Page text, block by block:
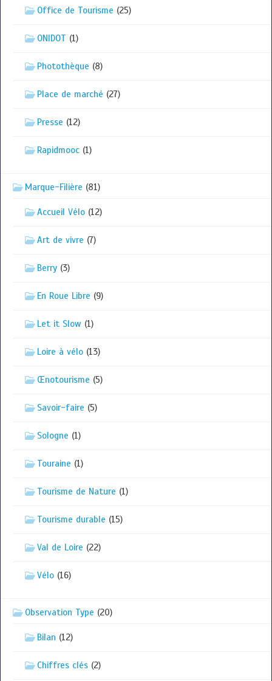
Office de Tourisme (25)
ONIDOT (1)
Photothèque (8)
Place de marché (27)
Presse (12)
Rapidmooc (1)
Marque-Filière (81)
Accueil Vélo (12)
Art de vivre (7)
Berry (3)
En Roue Libre (9)
Let it Slow (1)
Loire à vélo (13)
Œnotourisme (5)
Savoir-faire (5)
Sologne (1)
Touraine (1)
Tourisme de Nature (1)
Tourisme durable (15)
Val de Loire (22)
Vélo (16)
Observation Type (20)
Bilan (12)
Chiffres clés (2)